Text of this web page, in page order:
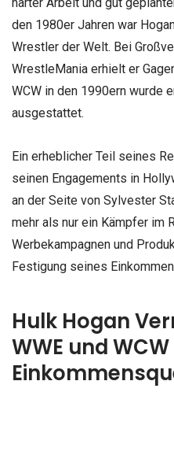
den 1980er Jahren war
Wrestler der Welt. Bei
WrestleMania erhielt er
WCW in den 1990ern wurde
ausgestattet.
Ein erheblicher Teil seines
seinen Engagements in
an der Seite von Sylvester
mehr als nur ein Kämpfer im
Werbekampagnen und
Festigung seines
Hulk Hogan
WWE und